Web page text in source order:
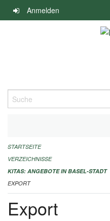
Navigation
überspringen
Anmelden
Suche
ALLGEMEINE INFORMATIONEN
IMPRESSUM
STARTSEITE
VERZEICHNISSE
KITAS: ANGEBOTE IN BASEL-STADT
EXPORT
Export